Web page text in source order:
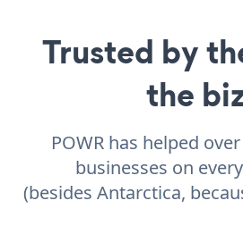
Trusted by
the
POWR has helped
businesses on
(besides Antarctica,